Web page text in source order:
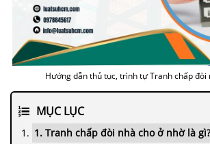
Hướng dẫn thủ tục, trình tự Tranh chấp đòi
MỤC LỤC
1. Tranh chấp đòi nhà cho ở nhờ là gì?